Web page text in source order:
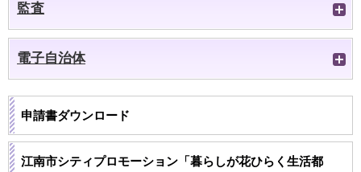
監査
電子自治体
申請書ダウンロード
江南市シティプロモーション「暮らしが花ひらく生活都